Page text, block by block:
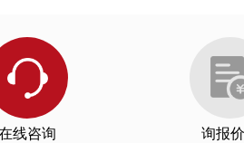
感的海岸湿地的状态，并进行灾害影响预估
detection and plant protection: a
6
by using hierarchical selforganizing
photo-degradation monitored by
线咨询 询报